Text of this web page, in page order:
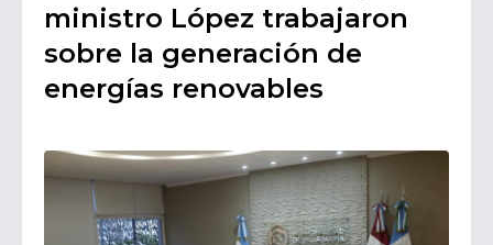
ministro López trabajaron
sobre la generación de
energías renovables